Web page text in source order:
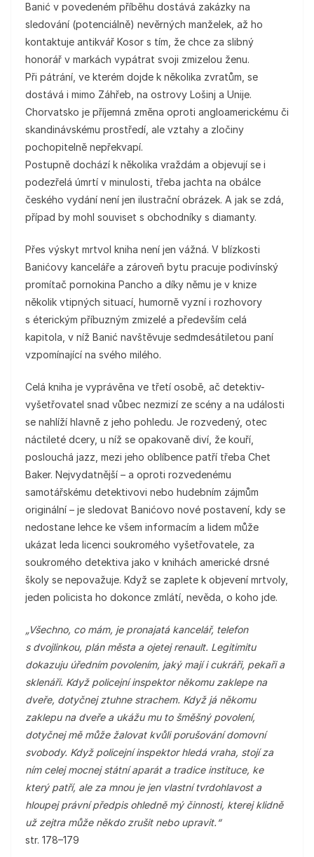
Banić v povedeném příběhu dostává zakázky na
sledování (potenciálně) nevěrných manželek, až ho
kontaktuje antikvář Kosor s tím, že chce za slibný
honorář v markách vypátrat svoji zmizelou ženu.
Při pátrání, ve kterém dojde k několika zvratům, se
dostává i mimo Záhřeb, na ostrovy Lošinj a Unije.
Chorvatsko je příjemná změna oproti angloamerickému či
skandinávskému prostředí, ale vztahy a zločiny
pochopitelně nepřekvapí.
Postupně dochází k několika vraždám a objevují se i
podezřelá úmrtí v minulosti, třeba jachta na obálce
českého vydání není jen ilustrační obrázek. A jak se zdá,
případ by mohl souviset s obchodníky s diamanty.
Přes výskyt mrtvol kniha není jen vážná. V blízkosti
Banićovy kanceláře a zároveň bytu pracuje podivínský
promítač pornokina Pancho a díky němu je v knize
několik vtipných situací, humorně vyzní i rozhovory
s éterickým příbuzným zmizelé a především celá
kapitola, v níž Banić navštěvuje sedmdesátiletou paní
vzpomínající na svého milého.
Celá kniha je vyprávěna ve třetí osobě, ač detektiv-
vyšetřovatel snad vůbec nezmizí ze scény a na události
se nahlíží hlavně z jeho pohledu. Je rozvedený, otec
náctileté dcery, u níž se opakovaně diví, že kouří,
poslouchá jazz, mezi jeho oblíbence patří třeba Chet
Baker. Nejvydatnější – a oproti rozvedenému
samotářskému detektivovi nebo hudebním zájmům
originální – je sledovat Banićovo nové postavení, kdy se
nedostane lehce ke všem informacím a lidem může
ukázat leda licenci soukromého vyšetřovatele, za
soukromého detektiva jako v knihách americké drsné
školy se nepovažuje. Když se zaplete k objevení mrtvoly,
jeden policista ho dokonce zmlátí, nevěda, o koho jde.
„Všechno, co mám, je pronajatá kancelář, telefon
s dvojlinkou, plán města a ojetej renault. Legitimitu
dokazuju úředním povolením, jaký mají i cukráři, pekaři a
sklenáři. Když policejní inspektor někomu zaklepe na
dveře, dotyčnej ztuhne strachem. Když já někomu
zaklepu na dveře a ukážu mu to šměšný povolení,
dotyčnej mě může žalovat kvůli porušování domovní
svobody. Když policejní inspektor hledá vraha, stojí za
ním celej mocnej státní aparát a tradice instituce, ke
který patří, ale za mnou je jen vlastní tvrdohlavost a
hloupej právní předpis ohledně mý činnosti, kterej klidně
už zejtra může někdo zrušit nebo upravit.“
str. 178–179